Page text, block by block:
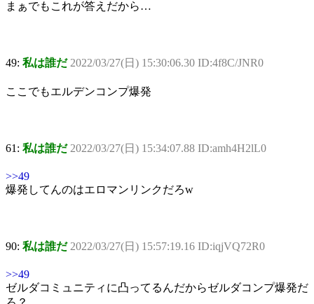
まぁでもこれが答えだから…
49: 私は誰だ 2022/03/27(日) 15:30:06.30 ID:4f8C/JNR0
ここでもエルデンコンプ爆発
61: 私は誰だ 2022/03/27(日) 15:34:07.88 ID:amh4H2lL0
>>49
爆発してんのはエロマンリンクだろw
90: 私は誰だ 2022/03/27(日) 15:57:19.16 ID:iqjVQ72R0
>>49
ゼルダコミュニティに凸ってるんだからゼルダコンプ爆発だ